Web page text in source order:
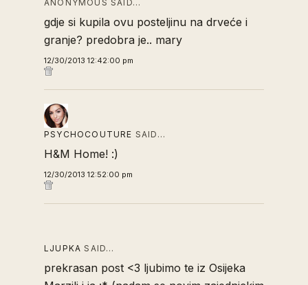
ANONYMOUS SAID…
gdje si kupila ovu posteljinu na drveće i
granje? predobra je.. mary
12/30/2013 12:42:00 pm
PSYCHOCOUTURE SAID…
H&M Home! :)
12/30/2013 12:52:00 pm
LJUPKA SAID…
prekrasan post <3 ljubimo te iz Osijeka